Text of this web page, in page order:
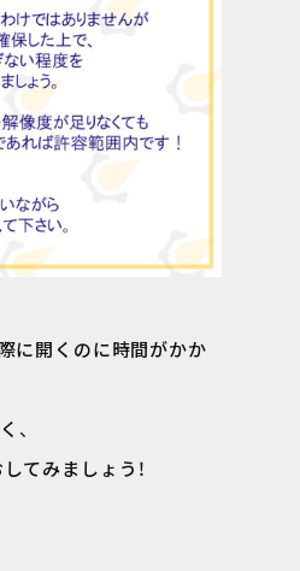
に開くのに時間がかか
、
てみましょう！